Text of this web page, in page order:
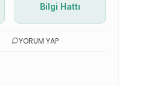
Bilgi Hattı
YORUM YAP